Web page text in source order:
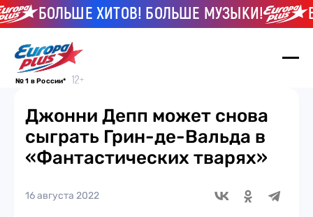
БОЛЬШЕ ХИТОВ! БОЛЬШЕ МУЗЫКИ!
№ 1 в России*
Джонни Депп может снова
сыграть Грин-де-Вальда в
«Фантастических тварях»
16 августа 2022